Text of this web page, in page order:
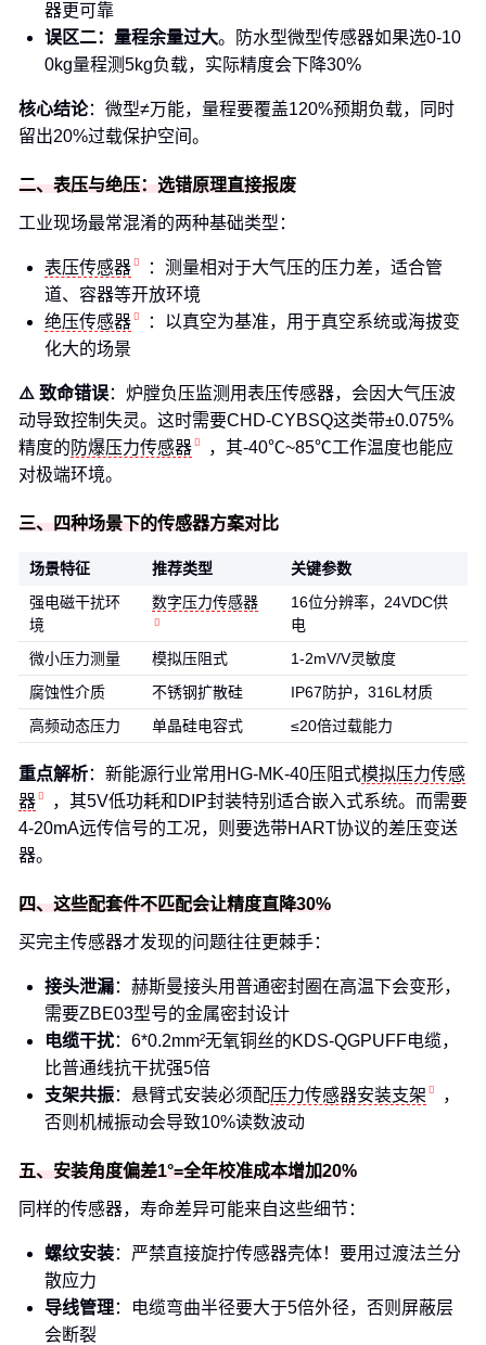
器更可靠
误区二：量程余量过大。防水型微型传感器如果选0-10
0kg量程测5kg负载，实际精度会下降30%
核心结论：微型≠万能，量程要覆盖120%预期负载，同时
留出20%过载保护空间。
二、表压与绝压：选错原理直接报废
工业现场最常混淆的两种基础类型：
表压传感器
：测量相对于大气压的压力差，适合管
道、容器等开放环境
绝压传感器
：以真空为基准，用于真空系统或海拔变
化大的场景
⚠️ 致命错误：炉膛负压监测用表压传感器，会因大气压波
动导致控制失灵。这时需要CHD-CYBSQ这类带±0.075%
精度的 防爆压力传感器
，其-40℃~85℃工作温度也能应
对极端环境。
三、四种场景下的传感器方案对比
场景特征 推荐类型
关键参数
强电磁干扰环
境
数字压力传感器
16位分辨率，24VDC供
电
微小压力测量
模拟压阻式
1-2mV/V灵敏度
腐蚀性介质
不锈钢扩散硅
IP67防护，316L材质
高频动态压力
单晶硅电容式 ≤20倍过载能力
重点解析：新能源行业常用HG-MK-40压阻式模拟压力传感
器
，其5V低功耗和DIP封装特别适合嵌入式系统。而需要
4-20mA远传信号的工况，则要选带HART协议的差压变送
器。
四、这些配套件不匹配会让精度直降30%
买完主传感器才发现的问题往往更棘手：
接头泄漏：赫斯曼接头用普通密封圈在高温下会变形，
需要ZBE03型号的金属密封设计
电缆干扰：6*0.2mm²无氧铜丝的KDS-QGPUFF电缆，
比普通线抗干扰强5倍
支架共振：悬臂式安装必须配压力传感器安装支架
，
否则机械振动会导致10%读数波动
五、安装角度偏差1°=全年校准成本增加20%
同样的传感器，寿命差异可能来自这些细节：
螺纹安装：严禁直接旋拧传感器壳体！要用过渡法兰分
散应力
导线管理：电缆弯曲半径要大于5倍外径，否则屏蔽层
会断裂